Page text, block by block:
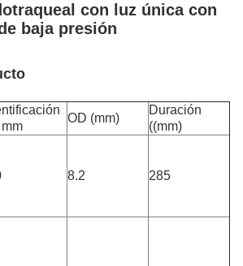
con luz única con
baja presión
OD (mm)
Duración
((mm)
8.2 285